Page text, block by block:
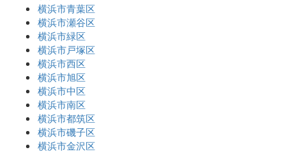
横浜市青葉区
横浜市瀬谷区
横浜市緑区
横浜市戸塚区
横浜市西区
横浜市旭区
横浜市中区
横浜市南区
横浜市都筑区
横浜市磯子区
横浜市金沢区